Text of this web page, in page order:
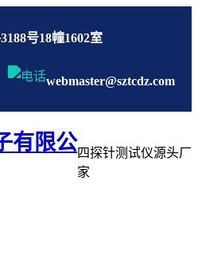
号18幢1602室
webmaster@sztcdz.com
有限公四探针测试仪源头厂
家